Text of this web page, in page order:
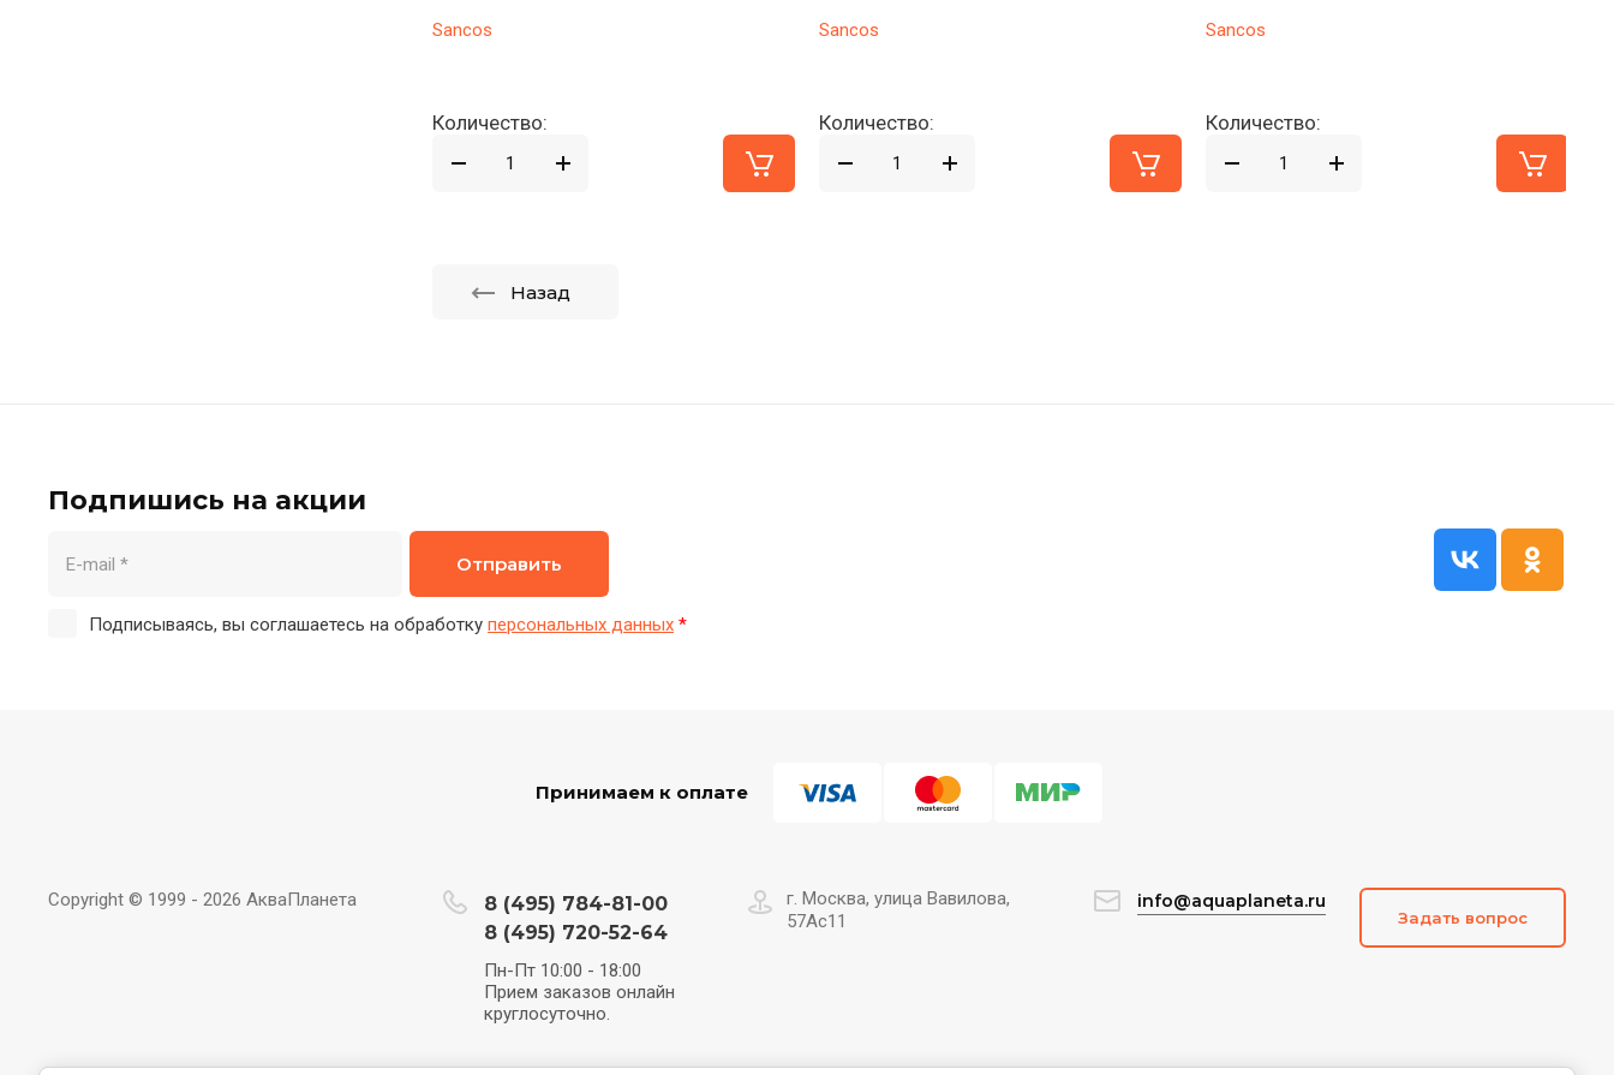
Sancos
Количество:
Sancos
Количество:
Sancos
Количество:
Назад
Подпишись на акции
Подписываясь, вы соглашаетесь на обработку персональных данных *
Отправить
Принимаем к оплате
Copyright © 1999 - 2026 АкваПланета
8 (495) 784-81-00
8 (495) 720-52-64
Пн-Пт 10:00 - 18:00
Прием заказов онлайн
круглосуточно.
г. Москва, улица Вавилова,
57Ас11
info@aquaplaneta.ru
Задать вопрос